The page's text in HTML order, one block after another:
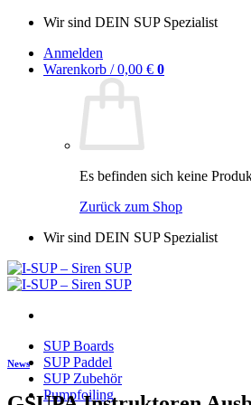
Zum
springen
Wir sind DEIN SUP Spezialist
Anmelden
Warenkorb /0,00 € 0
Es befinden sich keine
Zurück zum Shop
Wir sind DEIN SUP Spezialist
SUP Boards
SUP Paddel
SUP Zubehör
Pumpfoiling
News